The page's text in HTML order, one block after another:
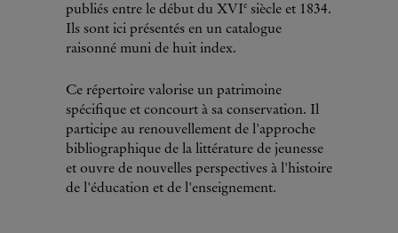
publiés entre le début du XVIe siècle et 1834.
Ils sont ici présentés en un catalogue
raisonné muni de huit index.
Ce répertoire valorise un patrimoine
spécifique et concourt à sa conservation. Il
participe au renouvellement de l'approche
bibliographique de la littérature de jeunesse
et ouvre de nouvelles perspectives à l'histoire
de l'éducation et de l'enseignement.